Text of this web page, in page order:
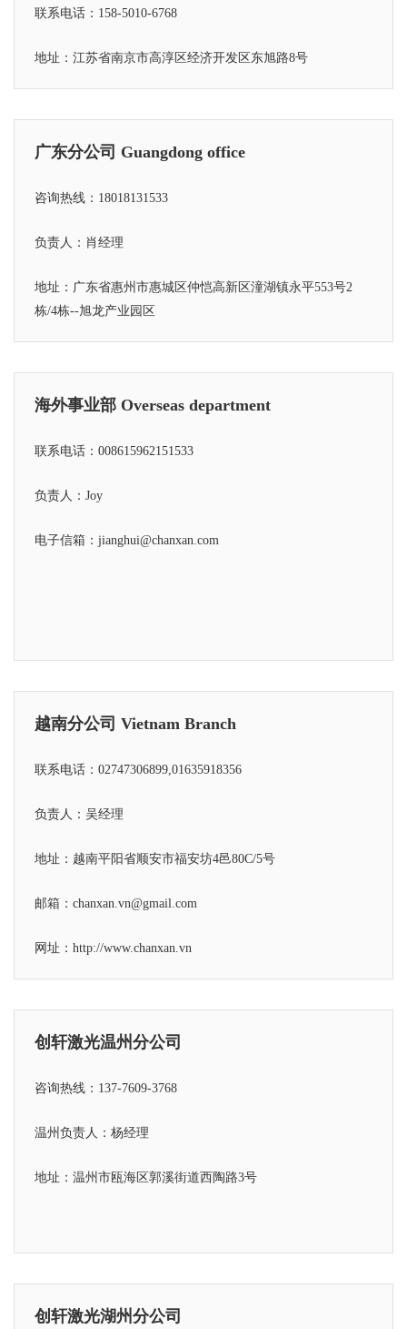
联系电话：158-5010-6768
地址：江苏省南京市高淳区经济开发区东旭路8号
广东分公司 Guangdong office
咨询热线：18018131533
负责人：肖经理
地址：广东省惠州市惠城区仲恺高新区潼湖镇永平553号2
栋/4栋--旭龙产业园区
海外事业部 Overseas department
联系电话：008615962151533
负责人：Joy
电子信箱：jianghui@chanxan.com
越南分公司 Vietnam Branch
联系电话：02747306899,01635918356
负责人：吴经理
地址：越南平阳省顺安市福安坊4邑80C/5号
邮箱：chanxan.vn@gmail.com
网址：http://www.chanxan.vn
创轩激光温州分公司
咨询热线：137-7609-3768
温州负责人：杨经理
地址：温州市瓯海区郭溪街道西陶路3号
创轩激光湖州分公司